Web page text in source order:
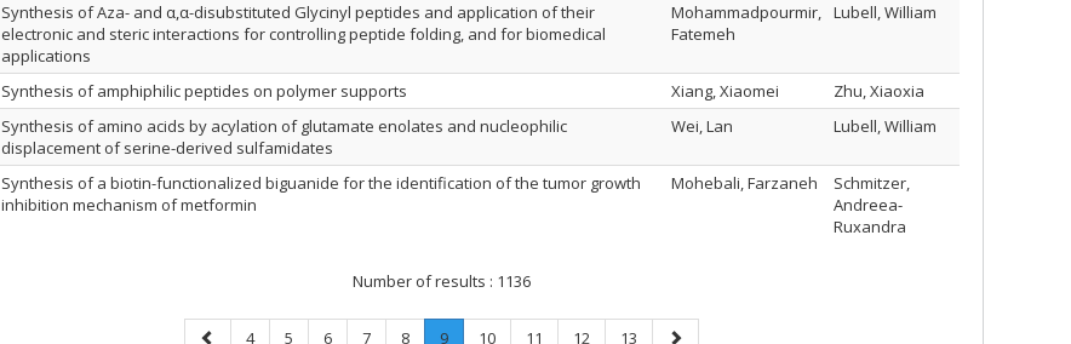
Synthesis of Aza- and α,α-disubstituted Glycinyl peptides and application of their
electronic and steric interactions for controlling peptide folding, and for biomedical
applications
Mohammadpourmir,
Fatemeh
Lubell, William
Synthesis of amphiphilic peptides on polymer supports Xiang, Xiaomei
Zhu, Xiaoxia
Synthesis of amino acids by acylation of glutamate enolates and nucleophilic
displacement of serine-derived sulfamidates
Wei, Lan Lubell, William
Synthesis of a biotin-functionalized biguanide for the identification of the tumor growth
inhibition mechanism of metformin
Mohebali, Farzaneh
Schmitzer,
Andreea-
Ruxandra
Number of results : 1136
Previous
Page
4 Page
5 Page
6 Page
7 Page
8 Page
9.
Page
10 Page
11 Page
12 Page
13
Next